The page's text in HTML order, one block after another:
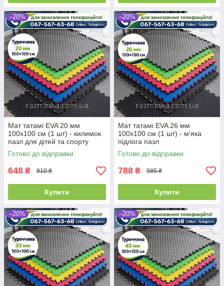
–20%
Мат татамі EVA 20 мм
100х100 см (1 шт) - килимок
пазл для дітей та спорту
Готово до відправки
648 ₴ 810 ₴
Купити
–20%
Мат татамі EVA 26 мм
100х100 см (1 шт) - м'яка
підлога пазл
Готово до відправки
788 ₴ 985 ₴
Купити
–20% –20%